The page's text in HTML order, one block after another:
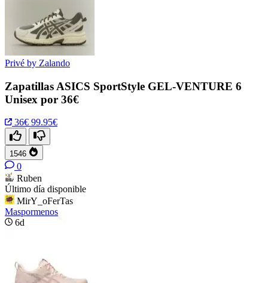
Privé by Zalando
Zapatillas ASICS SportStyle GEL-VENTURE 6
Unisex por 36€
36€ 99.95€
1546
0
Ruben
Último día disponible
MirY_oFerTas
Maspormenos
6d